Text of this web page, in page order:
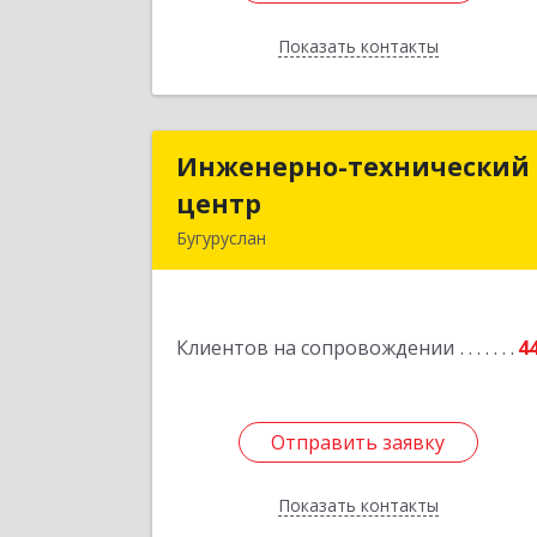
Показать контакты
Назад
Инженерно-технический
центр
Бугуруслан
Клиентов на сопровождении
Отправить заявку
Показать контакты
Инженерно-технический
Отправить заявку
Назад